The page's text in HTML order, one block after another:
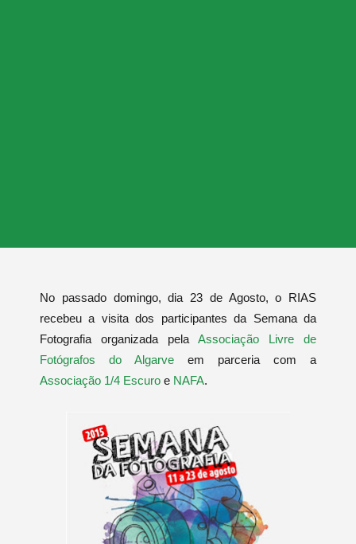
No passado domingo, dia 23 de Agosto, o RIAS
recebeu a visita dos participantes da Semana da
Fotografia organizada pela Associação Livre de
Fotógrafos do Algarve em parceria com a
Associação 1/4 Escuro e NAFA.